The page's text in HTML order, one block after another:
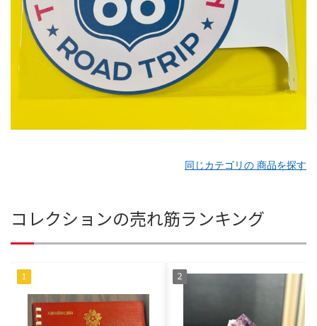
同じカテゴリの 商品を探す
コレクションの売れ筋ランキング